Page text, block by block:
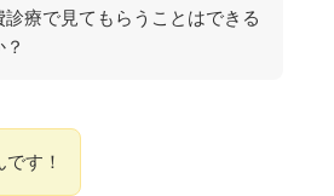
診療で見てもらうことはできる
です！